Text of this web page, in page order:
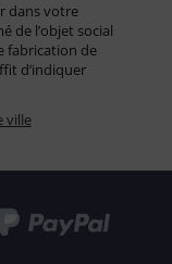
dans votre
de l’objet social
fabrication de
d’indiquer
ville